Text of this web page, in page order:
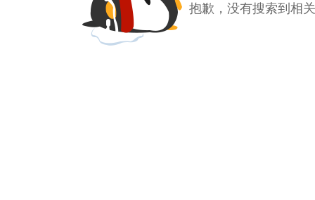
抱歉，没有搜索到相